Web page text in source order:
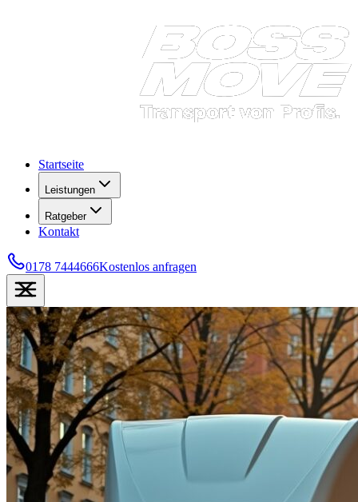
Startseite
Leistungen
Ratgeber
Kontakt
0178 7444666Kostenlos anfragen